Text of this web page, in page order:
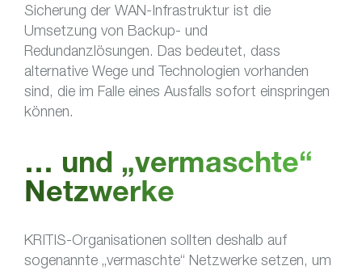
Sicherung der WAN-Infrastruktur ist die
Umsetzung von Backup- und
Redundanzlösungen. Das bedeutet, dass
alternative Wege und Technologien vorhanden
sind, die im Falle eines Ausfalls sofort einspringen
können.
… und „vermaschte“
Netzwerke
KRITIS-Organisationen sollten deshalb auf
sogenannte „vermaschte“ Netzwerke setzen, um